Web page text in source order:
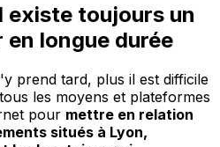
existe toujours un
longue durée
prend tard, plus il est difficile
les moyens et plateformes
pour mettre en relation
situés à Lyon,